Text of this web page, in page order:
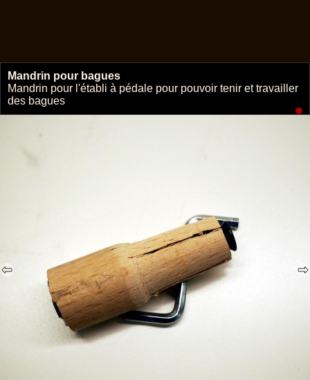
Mandrin pour bagues
Mandrin pour l'établi à pédale pour pouvoir tenir et travailler
des bagues